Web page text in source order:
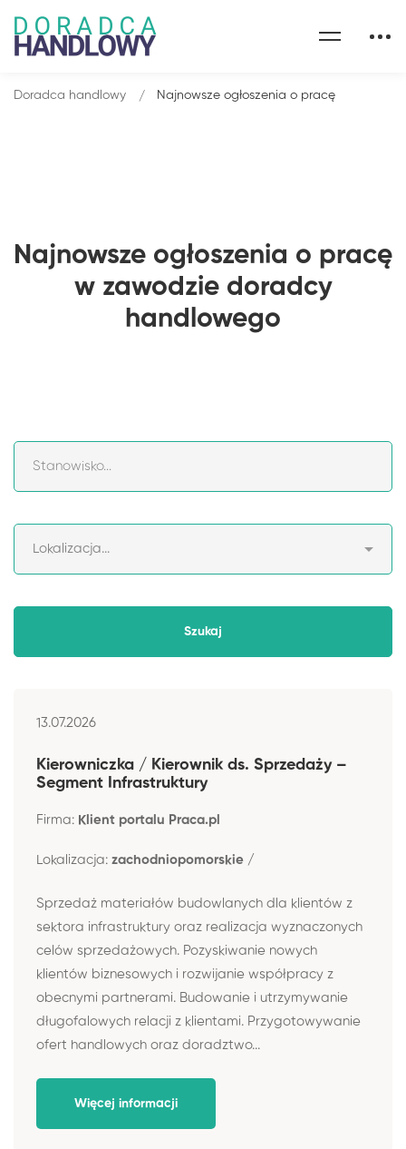
Najnowsze ogłoszenia o pracę
w zawodzie doradcy
handlowego
Doradca handlowy Najnowsze ogłoszenia o pracę
13.07.2026
Kierowniczka / Kierownik ds. Sprzedaży –
Segment Infrastruktury
Firma: Klient portalu Praca.pl
Lokalizacja: zachodniopomorskie /
Sprzedaż materiałów budowlanych dla klientów z
sektora infrastruktury oraz realizacja wyznaczonych
celów sprzedażowych. Pozyskiwanie nowych
klientów biznesowych i rozwijanie współpracy z
obecnymi partnerami. Budowanie i utrzymywanie
długofalowych relacji z klientami. Przygotowywanie
ofert handlowych oraz doradztwo...
Więcej informacji